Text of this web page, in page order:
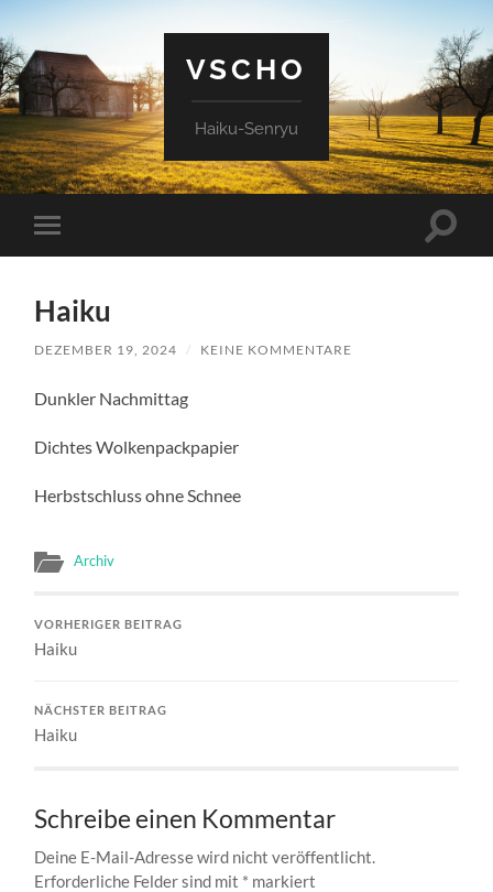
VSCHO
Haiku-Senryu
Mobile-
Menü
Haiku
DEZEMBER 19, 2024 / KEINE KOMMENTARE
Dunkler Nachmittag
Dichtes Wolkenpackpapier
Herbstschluss ohne Schnee
Archiv
VORHERIGER BEITRAG
Haiku
NÄCHSTER BEITRAG
Haiku
Schreibe einen Kommentar
Deine E-Mail-Adresse wird nicht veröffentlicht.
Erforderliche Felder sind mit * markiert